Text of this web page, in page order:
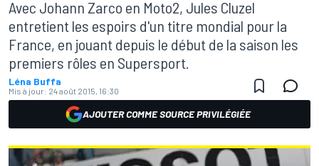
Avec Johann Zarco en Moto2, Jules Cluzel
entretient les espoirs d'un titre mondial pour la
France, en jouant depuis le début de la saison les
premiers rôles en Supersport.
Léna Buffa
Mis à jour: 24 août 2015, 16:30
AJOUTER COMME SOURCE PRIVILÉGIÉE